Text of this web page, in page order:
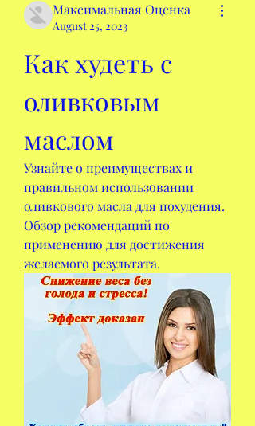
Максимальная Оценка
August 25, 2023
Как худеть с
оливковым
маслом
Узнайте о преимуществах и
правильном использовании
оливкового масла для похудения.
Обзор рекомендаций по
применению для достижения
желаемого результата.